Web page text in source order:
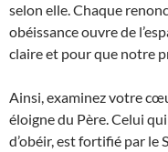
selon elle. Chaque
obéissance ouvre de
claire et pour que notre
Ainsi, examinez votre
éloigne du Père. Celui
d’obéir, est fortifié par le